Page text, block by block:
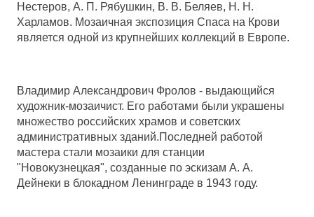
Нестеров, А. П. Рябушкин, В. В. Беляев, Н. Н.
Харламов. Мозаичная экспозиция Спаса на Крови
является одной из крупнейших коллекций в Европе.
Владимир Александрович Фролов - выдающийся
художник-мозаичист. Его работами были украшены
множество российских храмов и советских
административных зданий.Последней работой
мастера стали мозаики длястанции
"Новокузнецкая", созданные по эскизам А. А.
Дейнеки в блокадном Ленинграде в 1943 году.